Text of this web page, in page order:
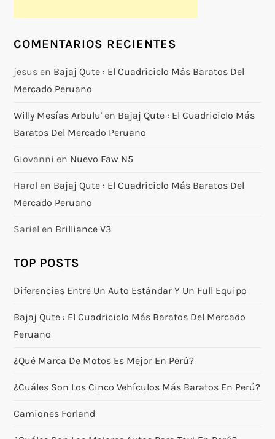
COMENTARIOS RECIENTES
jesus en Bajaj Qute : El Cuadriciclo Más Baratos Del
Mercado Peruano
Willy Mesías Arbulu' en Bajaj Qute : El Cuadriciclo Más
Baratos Del Mercado Peruano
Giovanni en Nuevo Faw N5
Harol en Bajaj Qute : El Cuadriciclo Más Baratos Del
Mercado Peruano
Sariel en Brilliance V3
TOP POSTS
Diferencias Entre Un Auto Estándar Y Un Full Equipo
Bajaj Qute : El Cuadriciclo Más Baratos Del Mercado
Peruano
¿Qué Marca De Motos Es Mejor En Perú?
¿Cuáles Son Los Cinco Vehículos Más Baratos En Perú?
Camiones Forland